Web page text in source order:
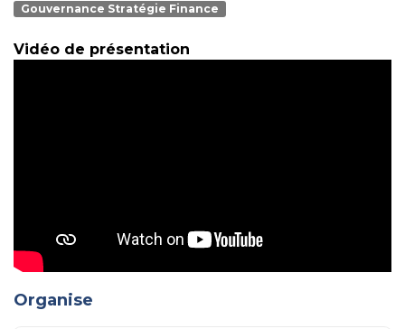
Gouvernance Stratégie Finance
Vidéo de présentation
Organise